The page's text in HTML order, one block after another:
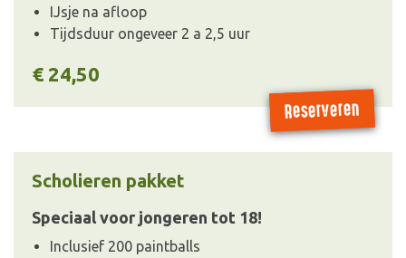
IJsje na afloop
Tijdsduur ongeveer 2 a 2,5 uur
€ 24,50
Reserveren
Scholieren pakket
Speciaal voor jongeren tot 18!
Inclusief 200 paintballs